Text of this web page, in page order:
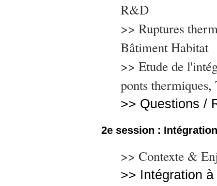
R&D
>> Ruptures
Bâtiment Habitat
>> Etude de
ponts
>> Questions /
2e session :
>> Contexte &
>> Intégration